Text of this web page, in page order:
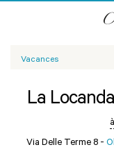
Vacances
La
Via Delle Terme 8 -